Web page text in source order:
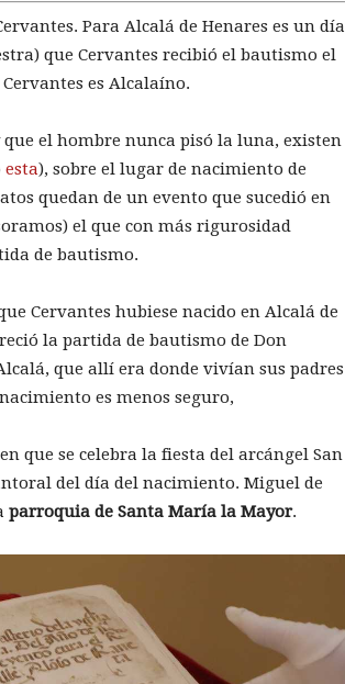
Para Alcalá de Henares es un día
que Cervantes recibió el bautismo el
es Alcalaíno.
el hombre nunca pisó la luna, existen
esta), sobre el lugar de nacimiento de
quedan de un evento que sucedió en
el que con más rigurosidad
de bautismo.
Cervantes hubiese nacido en Alcalá de
la partida de bautismo de Don
que allí era donde vivían sus padres
es menos seguro,
que se celebra la fiesta del arcángel San
del día del nacimiento. Miguel de
parroquia de Santa María la Mayor.